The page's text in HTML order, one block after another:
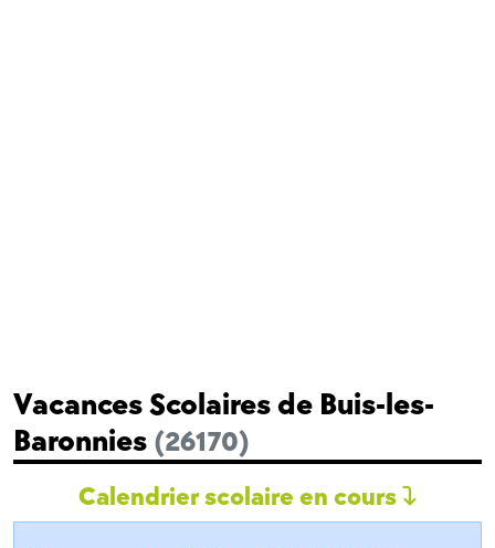
Vacances Scolaires de Buis-les-
Baronnies (26170)
Calendrier scolaire en cours